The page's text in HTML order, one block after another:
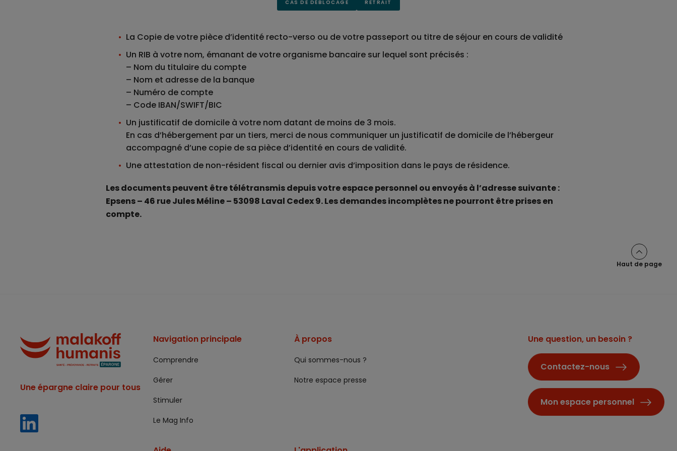
CAS DE DÉBLOCAGE RETRAIT
La Copie de votre pièce d’identité recto-verso ou de votre passeport ou titre de séjour en cours de validité
Un RIB à votre nom, émanant de votre organisme bancaire sur lequel sont précisés :
– Nom du titulaire du compte
– Nom et adresse de la banque
– Numéro de compte
– Code IBAN/SWIFT/BIC
Un justificatif de domicile à votre nom datant de moins de 3 mois.
En cas d’hébergement par un tiers, merci de nous communiquer un justificatif de domicile de l’hébergeur
accompagné d’une copie de sa pièce d’identité en cours de validité.
Une attestation de non-résident fiscal ou dernier avis d’imposition dans le pays de résidence.
Les documents peuvent être télétransmis depuis votre espace personnel ou envoyés à l’adresse suivante :
Epsens – 46 rue Jules Méline – 53098 Laval Cedex 9. Les demandes incomplètes ne pourront être prises en
compte.
Haut de page
Une épargne claire pour tous
À propos
Qui sommes-nous ?
Notre espace presse
Navigation principale
Comprendre
Gérer
Stimuler
Le Mag Info
Une question, un besoin ?
Contactez-nous
Mon espace personnel